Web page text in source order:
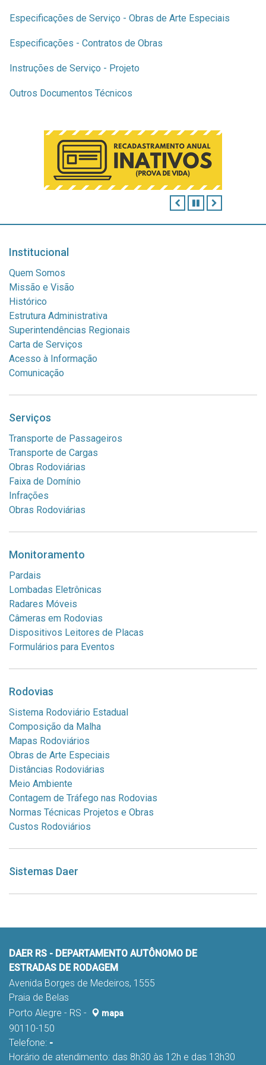
Especificações de Serviço - Obras de Arte Especiais
Especificações - Contratos de Obras
Instruções de Serviço - Projeto
Outros Documentos Técnicos
ANTERIOR
PAUSAR
Institucional
Quem Somos
Missão e Visão
Histórico
Estrutura Administrativa
Superintendências Regionais
Carta de Serviços
Acesso à Informação
Comunicação
Serviços
Transporte de Passageiros
Transporte de Cargas
Obras Rodoviárias
Faixa de Domínio
Infrações
Obras Rodoviárias
Monitoramento
Pardais
Lombadas Eletrônicas
Radares Móveis
Câmeras em Rodovias
Dispositivos Leitores de Placas
Formulários para Eventos
Rodovias
Sistema Rodoviário Estadual
Composição da Malha
Mapas Rodoviários
Obras de Arte Especiais
Distâncias Rodoviárias
Meio Ambiente
Contagem de Tráfego nas Rodovias
Normas Técnicas Projetos e Obras
Custos Rodoviários
Sistemas Daer
DAER RS - DEPARTAMENTO AUTÔNOMO DE
ESTRADAS DE RODAGEM
Avenida Borges de Medeiros, 1555
Praia de Belas
Porto Alegre - RS -
mapa
90110-150
Telefone: -
Horário de atendimento: das 8h30 às 12h e das 13h30